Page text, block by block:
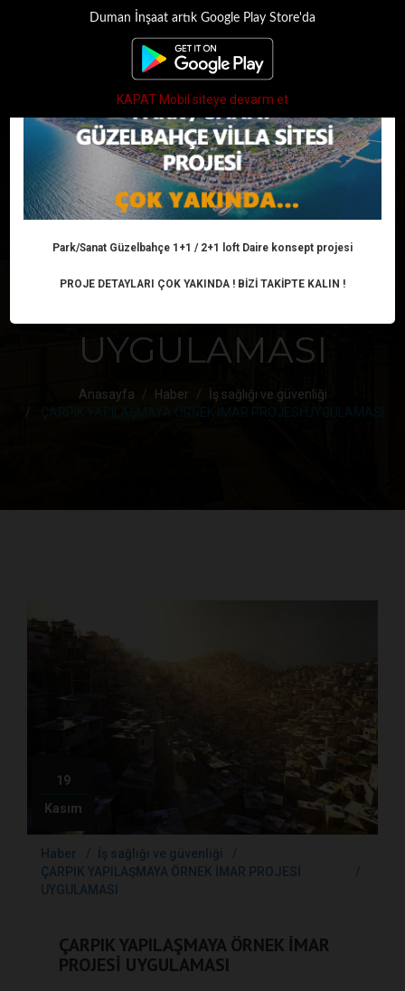
Duman İnşaat artık Google Play Store'da
KAPAT Mobil siteye devarm et
ÇARPIK
YAPILAŞMAYA
ÖRNEK İMAR
PROJESİ
UYGULAMASI
Anasayfa Haber
İş sağlığı ve güvenliği
19
Kasım
Haber
İş sağlığı ve güvenliği
ÇARPIK YAPILAŞMAYA ÖRNEK İMAR PROJESİ
UYGULAMASI
ÇARPIK YAPILAŞMAYA ÖRNEK İMAR
PROJESİ UYGULAMASI
Park/Sanat Güzelbahçe 1+1 / 2+1 loft Daire konsept projesi
PROJE DETAYLARI ÇOK YAKINDA ! BİZİ TAKİPTE KALIN !